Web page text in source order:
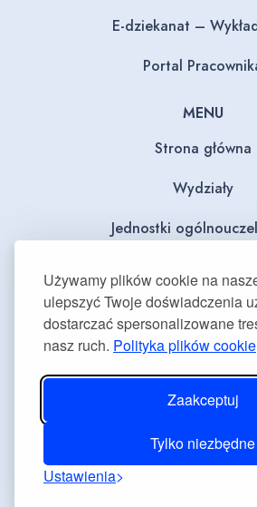
Używamy plików cookie na
ulepszyć Twoje doświadczenia
dostarczać spersonalizowane
nasz ruch. Polityka plików cookie
Zaakceptuj
Tylko niezbędne
Ustawienia
E-dziekanat –
Portal
MENU
Strona główna
Wydziały
Jednostki
Dla mediów
Deklaracja
Plan równości płci